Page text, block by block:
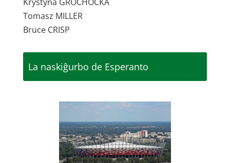
Tomasz MILLER
Bruce CRISP
La naskiĝurbo de Esperanto